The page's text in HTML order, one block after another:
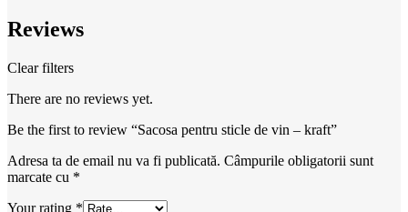
Reviews
Clear filters
There are no reviews yet.
Be the first to review “Sacosa pentru sticle de vin – kraft”
Adresa ta de email nu va fi publicată. Câmpurile obligatorii sunt
marcate cu *
Your rating *